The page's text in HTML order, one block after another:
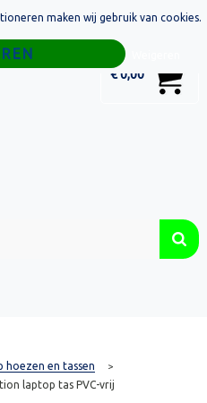
€ 0,00
hoezen en tassen >
laptop tas PVC-vrij
maken wij gebruik van cookies.